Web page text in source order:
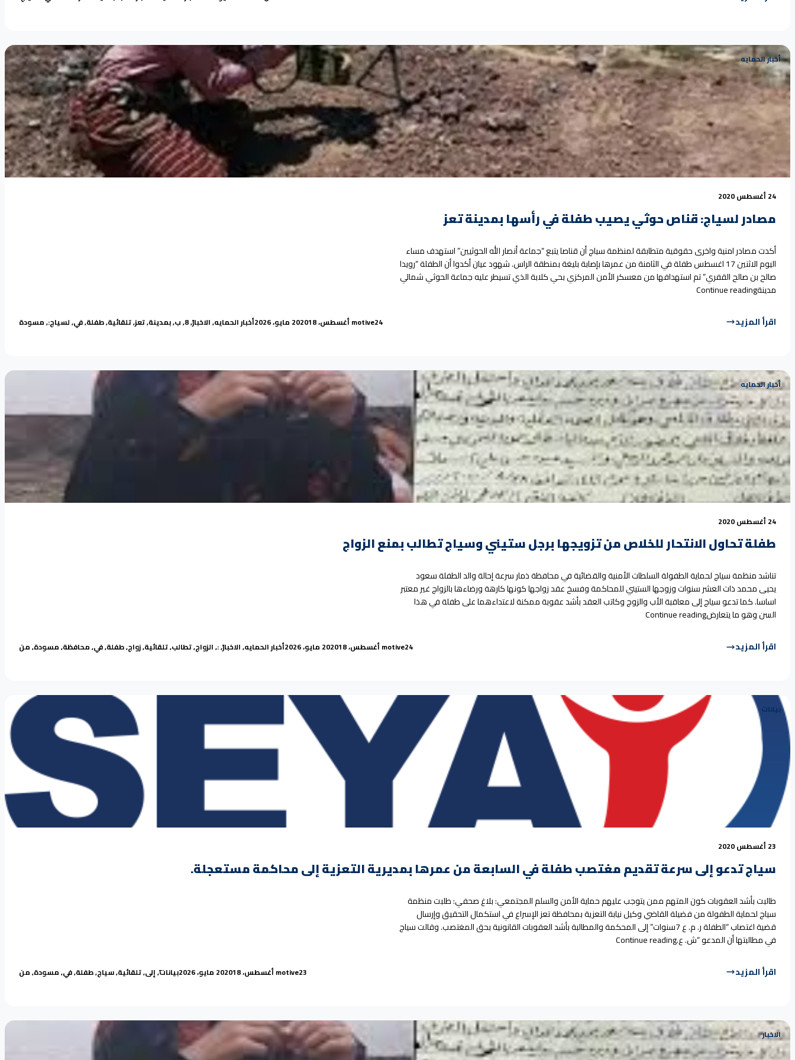
أخبار الحمايه
24 أغسطس 2020
مصادر لسياج: قناص حوثي يصيب طفلة في رأسها بمدينة تعز
أكدت مصادر امنية واخرى حقوقية متطابقة لمنظمة سياج أن قناصا يتبع “جماعة أنصار الله الحوثيين” استهدف مساء
اليوم الاثنين 17 اغسطس طفلة في الثامنة من عمرها بإصابة بليغة بمنطقة الراس. شهود عيان أكدوا أن الطفلة “رويدا
صالح بن صالح القفري” تم استهدافها من معسكر الأمن المركزي بحي كلابة الذي تسيطر عليه جماعة الحوثي شمالي
مدينةContinue reading“مصادر لسياج: قناص حوثي يصيب طفلة في رأسها بمدينة تعز”
اقرأ المزيد Posted by
motive24 أغسطس، 2020 18 مايو، 2026 Posted in
أخبار الحمايه,الاخبارTags:
,
8
,ب,بمدينة,تعز,تلقائية,طفلة,في,لسياج:,مسودة
أخبار الحمايه
24 أغسطس 2020
طفلة تحاول الانتحار للخلاص من تزويجها برجل ستيني وسياج تطالب بمنع الزواج
تناشد منظمة سياج لحماية الطفولة السلطات الأمنية والقضائية في محافظة ذمار سرعة إحالة والد الطفلة سعود
يحيى محمد ذات العشر سنوات وزوجها الستيني للمحاكمة وفسخ عقد زواجها كونها كارهة ورضاءها بالزواج غير معتبر
اساسا. كما تدعو سياج إلى معاقبة الأب والزوج وكاتب العقد بأشد عقوبة ممكنة لاعتداءهما على طفلة في هذا
السن وهو ما يتعارضContinue reading“طفلة تحاول الانتحار للخلاص من تزويجها برجل ستيني وسياج تطالب بمنع الزواج”
اقرأ المزيد Posted by
motive24 أغسطس، 2020 18 مايو، 2026 Posted in
أخبار الحمايه,الاخبارTags:
,
:
,الزواج,تطالب,تلقائية,زواج,طفلة,في,محافظة,مسودة,من
بيانات
23 أغسطس 2020
سياج تدعو إلى سرعة تقديم مغتصب طفلة في السابعة من عمرها بمديرية التعزية إلى محاكمة مستعجلة.
طالبت بأشد العقوبات كون المتهم ممن يتوجب عليهم حماية الأمن والسلم المجتمعي: بلاغ صحفي: طلبت منظمة
سياج لحماية الطفولة من فضيلة القاضي وكيل نيابة التعزية بمحافظة تعز الإسراع في استكمال التحقيق وإرسال
قضية اغتصاب “الطفلة ر. م. ع 7سنوات” إلى المحكمة والمطالبة بأشد العقوبات القانونية بحق المغتصب. وقالت سياج
في مطالبتها أن المدعو “ش. ع.Continue reading“سياج تدعو إلى سرعة تقديم مغتصب طفلة في السابعة من عمرها بمديرية التعزية إلى محاكمة مستعجلة.”
اقرأ المزيد Posted by
motive23 أغسطس، 2020 18 مايو، 2026 Posted in
بياناتTags:
,إلى,تلقائية,سياج,طفلة,في,مسودة,من
الاخبار